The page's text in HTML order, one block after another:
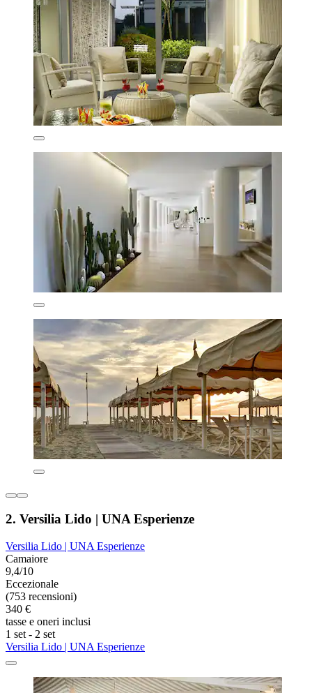
2. Versilia Lido | UNA Esperienze
Versilia Lido | UNA Esperienze
Camaiore
9,4/10
Eccezionale
(753 recensioni)
340 €
tasse e oneri inclusi
1 set - 2 set
Versilia Lido | UNA Esperienze